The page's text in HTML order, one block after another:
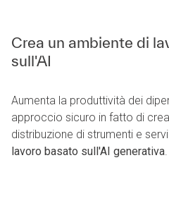
Crea un ambiente di
sull'AI
Aumenta la produttività dei
approccio sicuro in fatto di
distribuzione di strumenti e
lavoro basato sull'AI generativa